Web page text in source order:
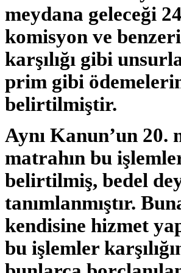
meydana geleceği
komisyon ve
karşılığı gibi
prim gibi
belirtilmiştir.
Aynı Kanun’un 20.
matrahın bu
belirtilmiş, bedel
tanımlanmıştır.
kendisine hizmet
bu işlemler